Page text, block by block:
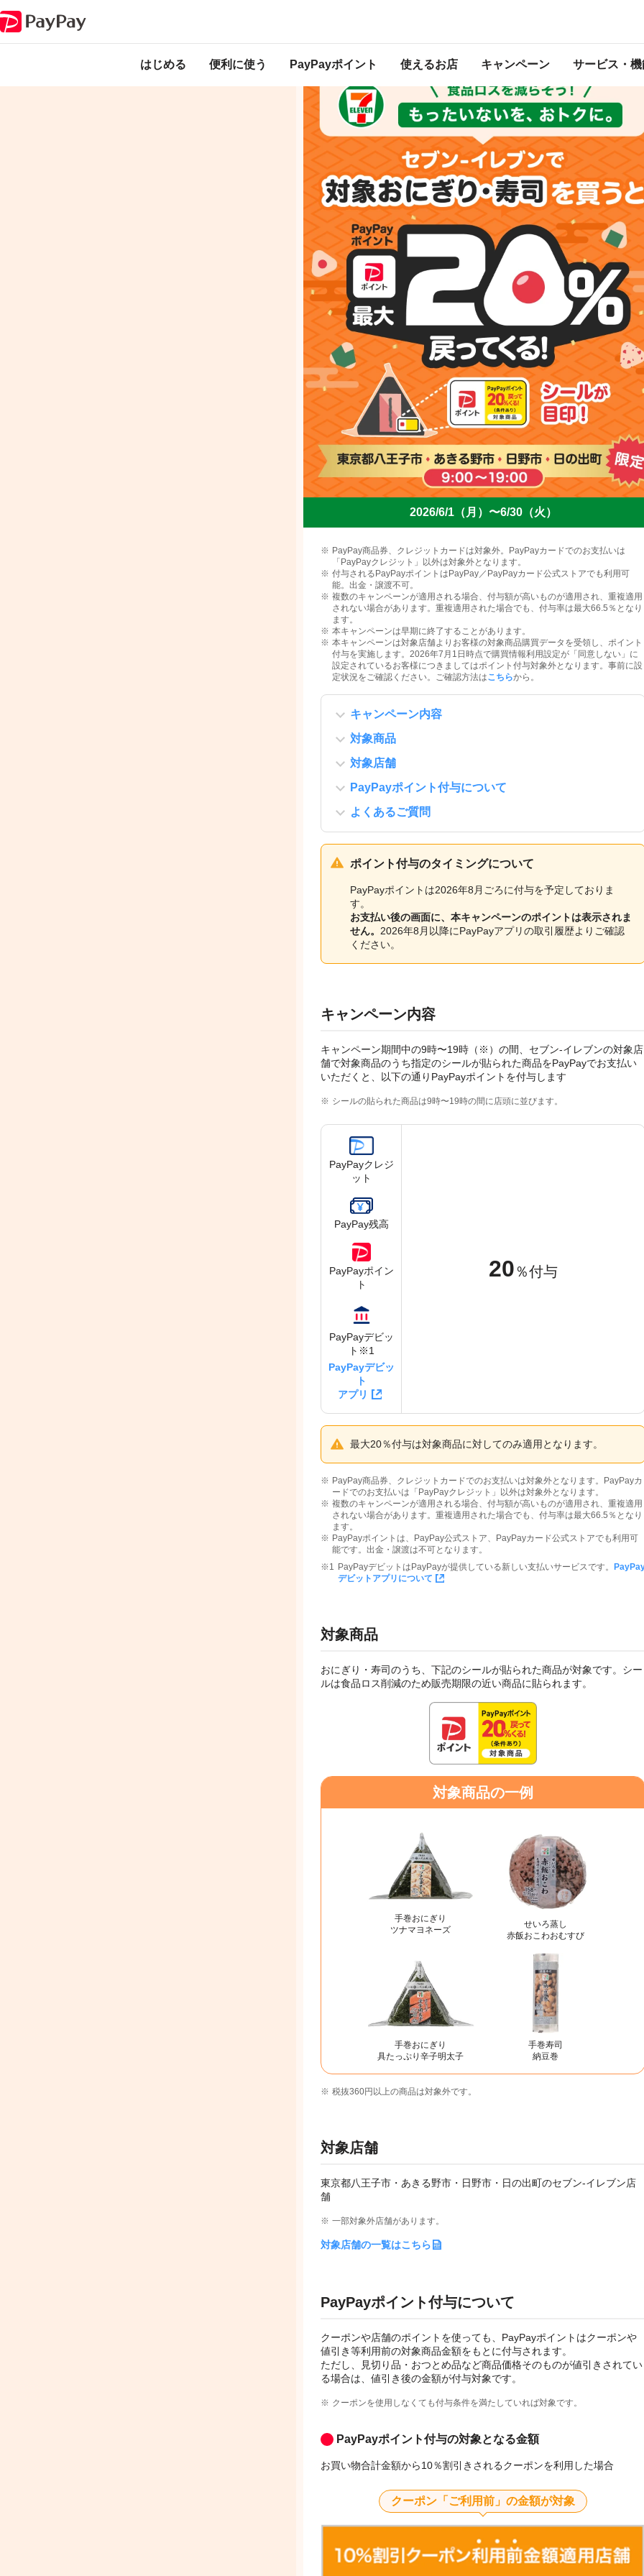
はじめる 便利に使う PayPayポイント 使えるお店 キャンペーン サービス・
のになります。開催中のキャンペーン一覧はこちら。
2026/6/1（月）〜6/30（火）
PayPay商品券、クレジットカードは対象外。PayPayカードでのお支払いは
「PayPayクレジット」以外は対象外となります。
付与されるPayPayポイントはPayPay／PayPayカード公式ストアでも利用可
能。出金・譲渡不可。
複数のキャンペーンが適用される場合、付与額が高いものが適用され、重複適用
されない場合があります。重複適用された場合でも、付与率は最大66.5％となり
ます。
本キャンペーンは早期に終了することがあります。
本キャンペーンは対象店舗よりお客様の対象商品購買データを受領し、ポイント
付与を実施します。2026年7月1日時点で購買情報利用設定が「同意しない」に
設定されているお客様につきましてはポイント付与対象外となります。事前に設
定状況をご確認ください。ご確認方法はこちらから。
キャンペーン内容
対象商品
対象店舗
PayPayポイント付与について
よくあるご質問
ポイント付与のタイミングについて
PayPayポイントは2026年8月ごろに付与を予定しておりま
す。
お支払い後の画面に、本キャンペーンのポイントは表示されま
せん。 2026年8月以降にPayPayアプリの取引履歴よりご確認
ください。
キャンペーン内容
キャンペーン期間中の9時〜19時（※）の間、セブン-イレブンの対象店
舗で対象商品のうち指定のシールが貼られた商品をPayPayでお支払い
いただくと、以下の通りPayPayポイントを付与します
シールの貼られた商品は9時〜19時の間に店頭に並びます。
PayPayクレジ
ット
PayPay残高
PayPayポイン
ト
PayPayデビッ
ト※1
PayPayデビッ
ト
アプリ
20 ％付与
最大20％付与は対象商品に対してのみ適用となります。
PayPay商品券、クレジットカードでのお支払いは対象外となります。PayPayカ
ードでのお支払いは「PayPayクレジット」以外は対象外となります。
複数のキャンペーンが適用される場合、付与額が高いものが適用され、重複適用
されない場合があります。重複適用された場合でも、付与率は最大66.5％となり
ます。
PayPayポイントは、PayPay公式ストア、PayPayカード公式ストアでも利用可
能です。出金・譲渡は不可となります。
PayPayデビットはPayPayが提供している新しい支払いサービスです。
デビットアプリについて
対象商品
おにぎり・寿司のうち、下記のシールが貼られた商品が対象です。シー
ルは食品ロス削減のため販売期限の近い商品に貼られます。
対象商品の一例
手巻おにぎり
ツナマヨネーズ
せいろ蒸し
赤飯おこわおむすび
手巻おにぎり
具たっぷり辛子明太子
手巻寿司
納豆巻
税抜360円以上の商品は対象外です。
対象店舗
東京都八王子市・あきる野市・日野市・日の出町のセブン-イレブン店
舗
一部対象外店舗があります。
対象店舗の一覧はこちら
PayPayポイント付与について
クーポンや店舗のポイントを使っても、PayPayポイントはクーポンや
値引き等利用前の対象商品金額をもとに付与されます。
ただし、見切り品・おつとめ品など商品価格そのものが値引きされてい
る場合は、値引き後の金額が付与対象です。
クーポンを使用しなくても付与条件を満たしていれば対象です。
PayPayポイント付与の対象となる金額
お買い物合計金額から10％割引きされるクーポンを利用した場合
クーポン「ご利用前」の金額が対象